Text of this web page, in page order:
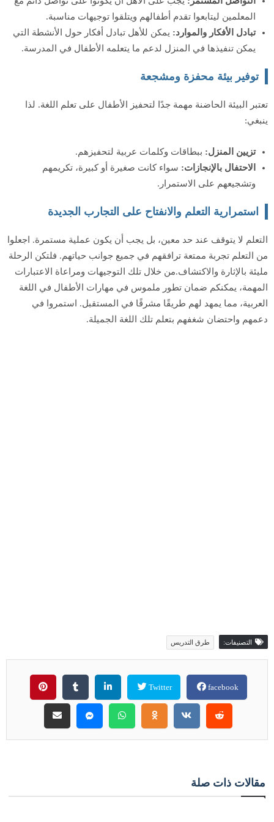
المعلمين ليتابعوا تقدم أطفالهم ويتلقوا توجيهات مناسبة.
تبادل الأفكار والموارد: يمكن للأهل تبادل أفكار حول الأنشطة التي
يمكن تنفيذها في المنزل لدعم ما يتعلمه الأطفال في المدرسة.
توفير بيئة محفزة ومشجعة
تعتبر البيئة الحاضنة مهمة جدًا لتحفيز الأطفال على تعلم اللغة. لذا
ينبغي:
تزيين المنزل: ببطاقات وكلمات عربية لتحفيزهم.
الاحتفال بالإنجازات: سواء كانت صغيرة أو كبيرة، تكريمهم
وتشجيعهم على الاستمرار.
استمرارية التعلم والانفتاح على التجارب الجديدة
التعلم لا يتوقف عند حد معين، بل يجب أن يكون عملية مستمرة. اجعلوا
من التعلم تجربة ممتعة ترافقهم في جميع جوانب حياتهم. فلتكن الرحلة
مليئة بالإثارة والاكتشاف.من خلال تلك التوجيهات ومراعاة الاعتبارات
المهمة، يمكنكم ضمان تطور ملموس في مهارات الأطفال في اللغة
العربية، مما يمهد لهم طريقًا مشرقًا في المستقبل. استمروا في
دعمهم واحتضان شغفهم بتعلم تلك اللغة الجميلة.
التصنيفات: طرق التدريس
facebook
Twitter
مقالات ذات صلة